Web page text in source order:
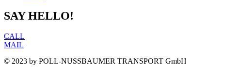
SAY HELLO!
CALL
MAIL
© 2023 by POLL-NUSSBAUMER TRANSPORT GmbH